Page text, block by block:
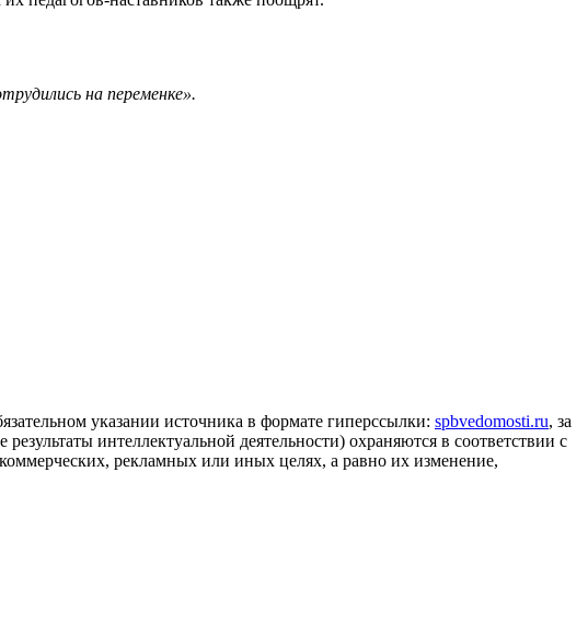
на переменке».
указании источника в формате гиперссылки: spbvedomosti.ru, за
интеллектуальной деятельности) охраняются в соответствии с
рекламных или иных целях, а равно их изменение,